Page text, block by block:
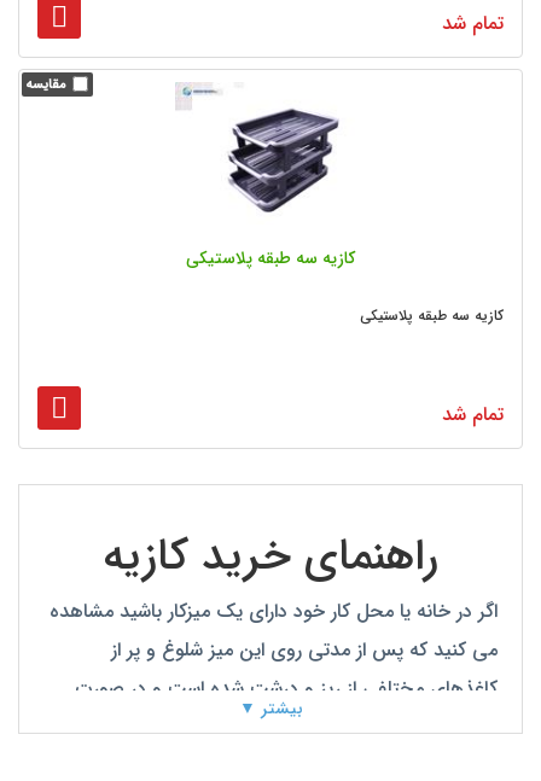
تمام شد
کازیه سه طبقه پلاستیکی
کازیه سه طبقه پلاستیکی
تمام شد
راهنمای خرید کازیه
اگر در خانه یا محل کار خود دارای یک میزکار باشید مشاهده
می کنید که پس از مدتی روی این میز شلوغ و پر از
کاغذهای مختلفی از ریز و درشت شده است و در صورت
لزوم و نیاز به یکی از آن ها سردرگم شده و زمان بیشتری را
بیشتر ▼